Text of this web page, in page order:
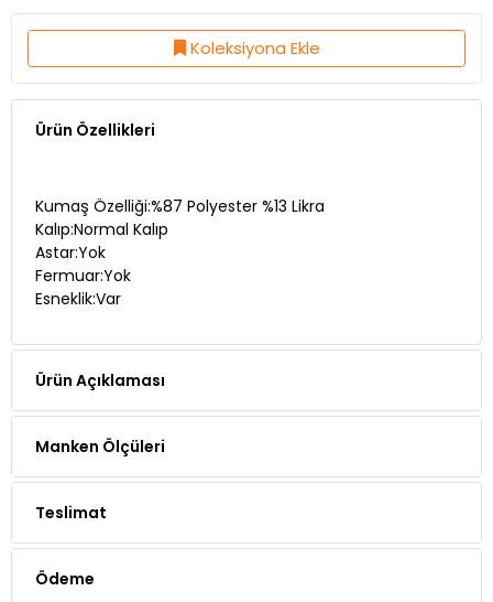
Koleksiyona Ekle
Ürün Özellikleri
Kumaş Özelliği:%87 Polyester %13 Likra
Kalıp:Normal Kalıp
Astar:Yok
Fermuar:Yok
Esneklik:Var
Ürün Açıklaması
Manken Ölçüleri
Teslimat
Ödeme